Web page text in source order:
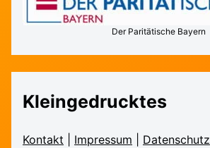
Der Paritätische Bayern
Kleingedrucktes
Kontakt Impressum
Daten­schutz